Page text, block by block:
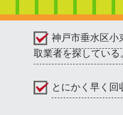
神戸市垂水区小
取業者を探している。
とにかく早く回